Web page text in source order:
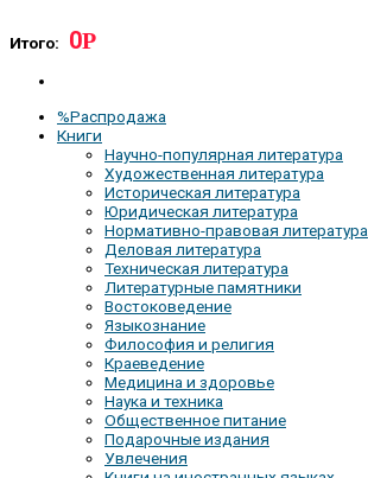
Итого: 0Р
%Распродажа
Книги
Научно-популярная литература
Художественная литература
Историческая литература
Юридическая литература
Нормативно-правовая литература
Деловая литература
Техническая литература
Литературные памятники
Востоковедение
Языкознание
Философия и религия
Краеведение
Медицина и здоровье
Наука и техника
Общественное питание
Подарочные издания
Увлечения